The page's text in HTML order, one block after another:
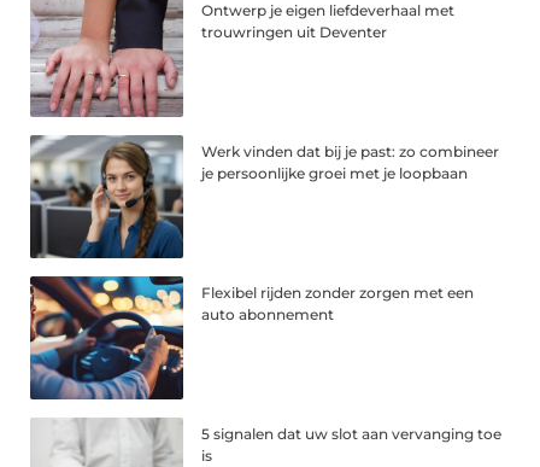
Ontwerp je eigen liefdeverhaal met
trouwringen uit Deventer
Werk vinden dat bij je past: zo combineer
je persoonlijke groei met je loopbaan
Flexibel rijden zonder zorgen met een
auto abonnement
5 signalen dat uw slot aan vervanging toe
is